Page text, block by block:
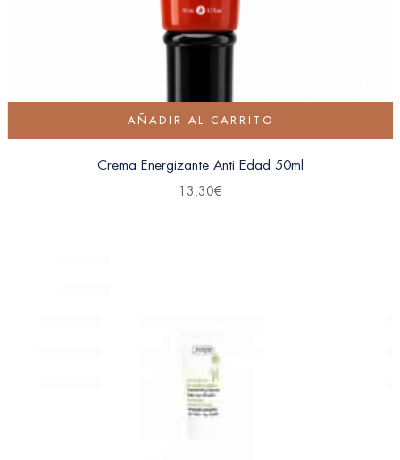
AÑADIR AL CARRITO
Crema Energizante Anti Edad 50ml
13.30€